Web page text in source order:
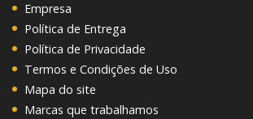
Empresa
Política de Entrega
Política de Privacidade
Termos e Condições de Uso
Mapa do site
Marcas que trabalhamos